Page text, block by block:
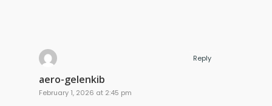
aero-gelenkib
February 1, 2026 at 2:45 pm
Reply